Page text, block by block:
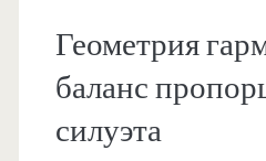
Геометрия
баланс
силуэта